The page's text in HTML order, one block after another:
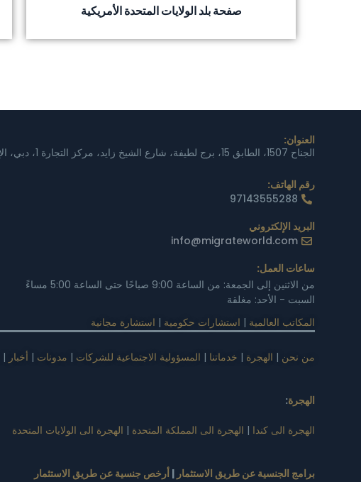
صفحة بلد الولايات المتحدة الأمريكية
العنوان:
الجناح 1507، الطابق 15، برج لطيفة، شارع الشيخ زايد، مركز التجارة 1، دبي، الإمارات العربية المتحدة
رقم الهاتف:
97143555288
البريد الإلكتروني
info@migrateworld.com
ساعات العمل:
من الاثنين إلى الجمعة: من الساعة 9:00 صباحًا حتى الساعة 5:00 مساءً
السبت - الأحد: مغلقة
المكاتب العالمية | استشارات حكومية | استشارة مجانية
من نحن | الهجرة | خدماتنا | المسؤولية الاجتماعية للشركات | مدونات | أخبار |
الهجرة:
الهجرة الى كندا | الهجرة الى المملكة المتحدة | الهجرة الى الولايات المتحدة
برامج الجنسية عن طريق الاستثمار | أرخص جنسية عن طريق الاستثمار